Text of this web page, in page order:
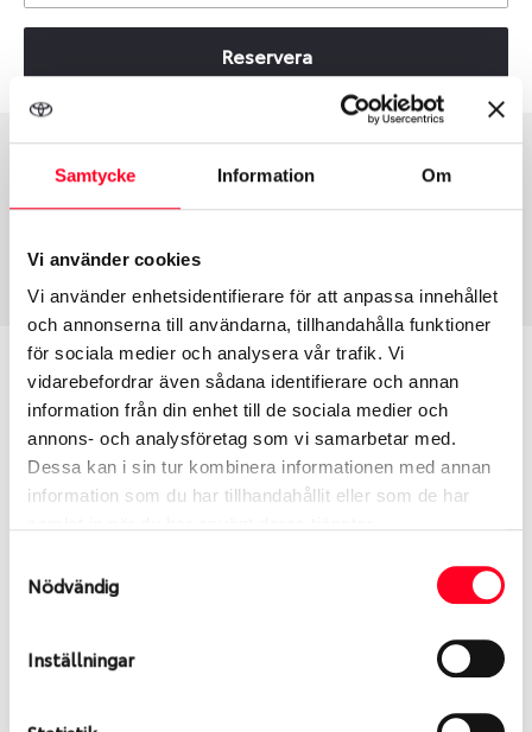
Samtycke Information Om
Vi använder cookies
Vi använder enhetsidentifierare för att anpassa innehållet
och annonserna till användarna, tillhandahålla funktioner
för sociala medier och analysera vår trafik. Vi
vidarebefordrar även sådana identifierare och annan
information från din enhet till de sociala medier och
annons- och analysföretag som vi samarbetar med.
Dessa kan i sin tur kombinera informationen med annan
information som du har tillhandahållit eller som de har
Nödvändig
Inställningar
Reservera
Däcktyp
Sommar
Däckstorlek
205/55 R 17 91W
2262
Passar detta däck min bil?
Ange registreringsnummer för att se om det däck
du valt passar din bilmodell. Om du köper däck som
skall sättas på dina befintliga fälgar, se till att kolla
årens lopp och inte vara samma dimension som
bilen hade ut från fabrik.